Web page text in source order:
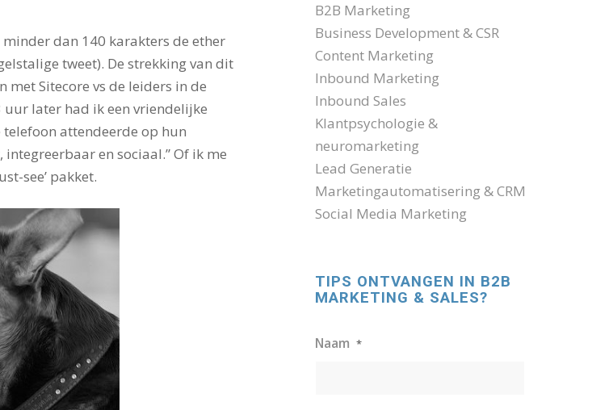
dan 140 karakters de ether
tweet). De strekking van dit
Sitecore vs de leiders in de
later had ik een vriendelijke
attendeerde op hun
en sociaal.” Of ik me
see’ pakket.
B2B Marketing
Business Development & CSR
Content Marketing
Inbound Marketing
Inbound Sales
Klantpsychologie &
neuromarketing
Lead Generatie
Marketingautomatisering & CRM
Social Media Marketing
TIPS ONTVANGEN IN B2B
MARKETING & SALES?
Naam *